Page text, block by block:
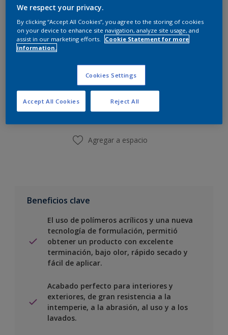
500 ML
900 ML
1 L
20 L
Cantidad Calculadora de pintura
Calcular
Agregar a la lista de deseos
Encontrar una tienda
Agregar a espacio
Beneficios clave
El uso de polímeros acrílicos y una nueva
tecnología de formulación, permitió
obtener un producto con excelente
terminación, bajo olor, rápido secado y
fácil de aplicar.
Acabado perfecto para interiores y
exteriores, de gran resistencia a la
intemperie, a la abrasión, al uso y a los
lavados.
We respect your privacy.
By clicking “Accept All Cookies”, you agree to the storing of cookies
on your device to enhance site navigation, analyze site usage, and
assist in our marketing efforts.
Cookie Statement for more
information.
Cookies Settings
Reject All
Accept All Cookies